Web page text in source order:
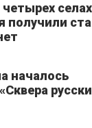
селах
получили
началось